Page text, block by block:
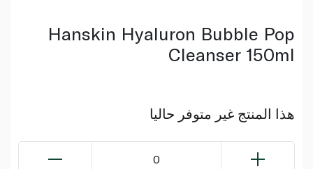
Hanskin Hyaluron Bubble Pop
Cleanser 150ml
هذا المنتج غير متوفر حاليا
0